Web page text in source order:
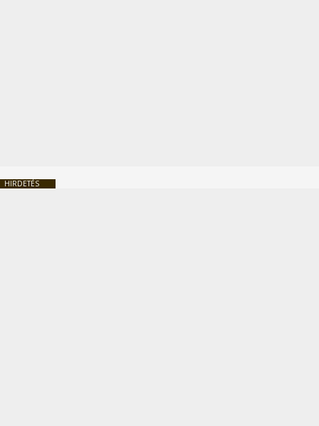
HIRDETÉS